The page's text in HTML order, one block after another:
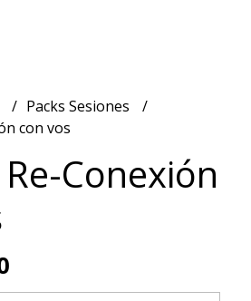
Packs Sesiones
con vos
Conexión